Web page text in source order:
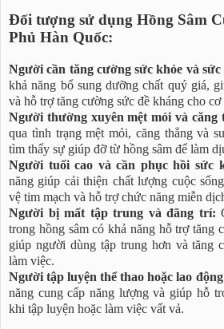
Đối tượng sử dụng Hồng Sâm
Phủ Hàn Quốc:
Người cần tăng cường sức khỏe và sức
khả năng bổ sung dưỡng chất quý giá,
và hỗ trợ tăng cường sức đề kháng cho cơ
Người thường xuyên mệt mỏi và căng
qua tình trạng mệt mỏi, căng thẳng và
tìm thấy sự giúp đỡ từ hồng sâm để làm
Người tuổi cao và cần phục hồi sức
năng giúp cải thiện chất lượng cuộc
vệ tim mạch và hỗ trợ chức năng miễn
Người bị mất tập trung và đãng trí:
trong hồng sâm có khả năng hỗ trợ tăng
giúp người dùng tập trung hơn và tăng
làm việc.
Người tập luyện thể thao hoặc lao
năng cung cấp năng lượng và giúp hỗ
khi tập luyện hoặc làm việc vất vả.